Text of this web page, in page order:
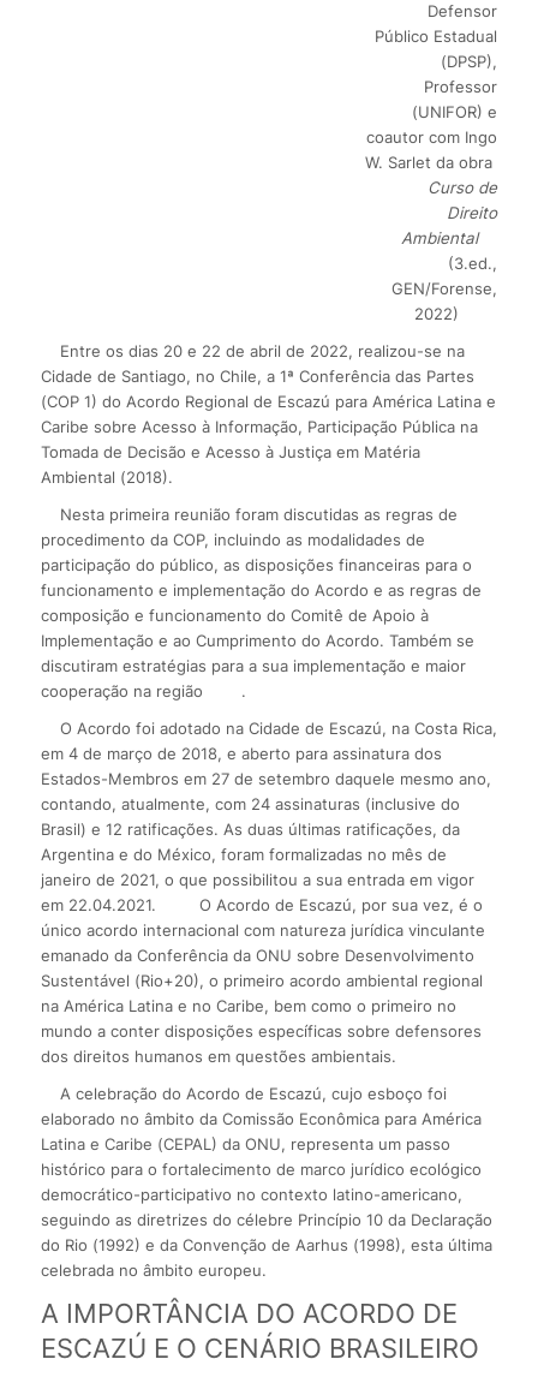
Defensor
Público Estadual
(DPSP),
Professor
(UNIFOR) e
coautor com Ingo
W. Sarlet da obra
Curso de
Direito
Ambiental
(3.ed.,
GEN/Forense,
2022)
Entre os dias 20 e 22 de abril de 2022, realizou-se na
Cidade de Santiago, no Chile, a 1ª Conferência das Partes
(COP 1) do Acordo Regional de Escazú para América Latina e
Caribe sobre Acesso à Informação, Participação Pública na
Tomada de Decisão e Acesso à Justiça em Matéria
Ambiental (2018).
Nesta primeira reunião foram discutidas as regras de
procedimento da COP, incluindo as modalidades de
participação do público, as disposições financeiras para o
funcionamento e implementação do Acordo e as regras de
composição e funcionamento do Comitê de Apoio à
Implementação e ao Cumprimento do Acordo. Também se
discutiram estratégias para a sua implementação e maior
cooperação na região
.
O Acordo foi adotado na Cidade de Escazú, na Costa Rica,
em 4 de março de 2018, e aberto para assinatura dos
Estados-Membros em 27 de setembro daquele mesmo ano,
contando, atualmente, com 24 assinaturas (inclusive do
Brasil) e 12 ratificações. As duas últimas ratificações, da
Argentina e do México, foram formalizadas no mês de
janeiro de 2021, o que possibilitou a sua entrada em vigor
em 22.04.2021.
O Acordo de Escazú, por sua vez, é o
único acordo internacional com natureza jurídica vinculante
emanado da Conferência da ONU sobre Desenvolvimento
Sustentável (Rio+20), o primeiro acordo ambiental regional
na América Latina e no Caribe, bem como o primeiro no
mundo a conter disposições específicas sobre defensores
dos direitos humanos em questões ambientais.
A celebração do Acordo de Escazú, cujo esboço foi
elaborado no âmbito da Comissão Econômica para América
Latina e Caribe (CEPAL) da ONU, representa um passo
histórico para o fortalecimento de marco jurídico ecológico
democrático-participativo no contexto latino-americano,
seguindo as diretrizes do célebre Princípio 10 da Declaração
do Rio (1992) e da Convenção de Aarhus (1998), esta última
celebrada no âmbito europeu.
A IMPORTÂNCIA DO ACORDO DE
ESCAZÚ E O CENÁRIO BRASILEIRO